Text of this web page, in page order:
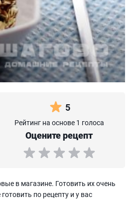
5
Рейтинг на основе 1 голоса
Оцените рецепт
в магазине. Готовить их очень
по рецепту и у вас